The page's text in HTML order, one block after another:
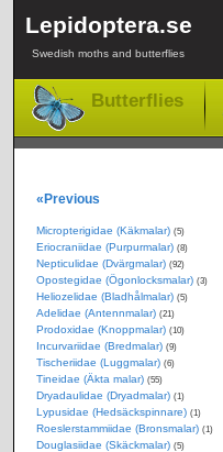
Lepidoptera.se
Swedish moths and butterflies
Butterflies
«Previous
Micropterigidae (Käkmalar) (5)
Eriocraniidae (Purpurmalar) (8)
Nepticulidae (Dvärgmalar) (92)
Opostegidae (Ögonlocksmalar) (3)
Heliozelidae (Bladhålmalar) (5)
Adelidae (Antennmalar) (21)
Prodoxidae (Knoppmalar) (10)
Incurvariidae (Bredmalar) (9)
Tischeriidae (Luggmalar) (6)
Tineidae (Äkta malar) (55)
Dryadaulidae (Dryadmalar) (1)
Lypusidae (Hedsäckspinnare) (1)
Roeslerstammiidae (Bronsmalar) (1)
Douglasiidae (Skäckmalar) (5)